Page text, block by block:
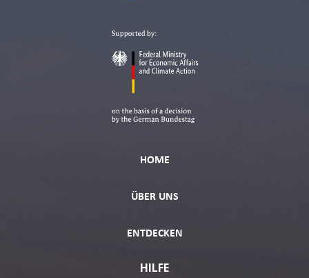
HOME
ÜBER UNS
ENTDECKEN
HILFE